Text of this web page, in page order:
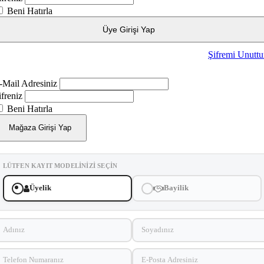
Beni Hatırla
Üye Girişi Yap
Şifremi
Mail Adresiniz
Beni Hatırla
Mağaza Girişi Yap
LÜTFEN KAYIT MODELINIZI SEÇIN
Üyelik Bayilik